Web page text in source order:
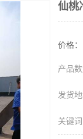
仙桃
价格：
产品数
发货地
关键词